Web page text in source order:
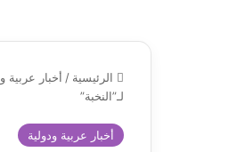
الرئيسية / أخبار عربية
لـ”النخبة”
أخبار عربية ودولية